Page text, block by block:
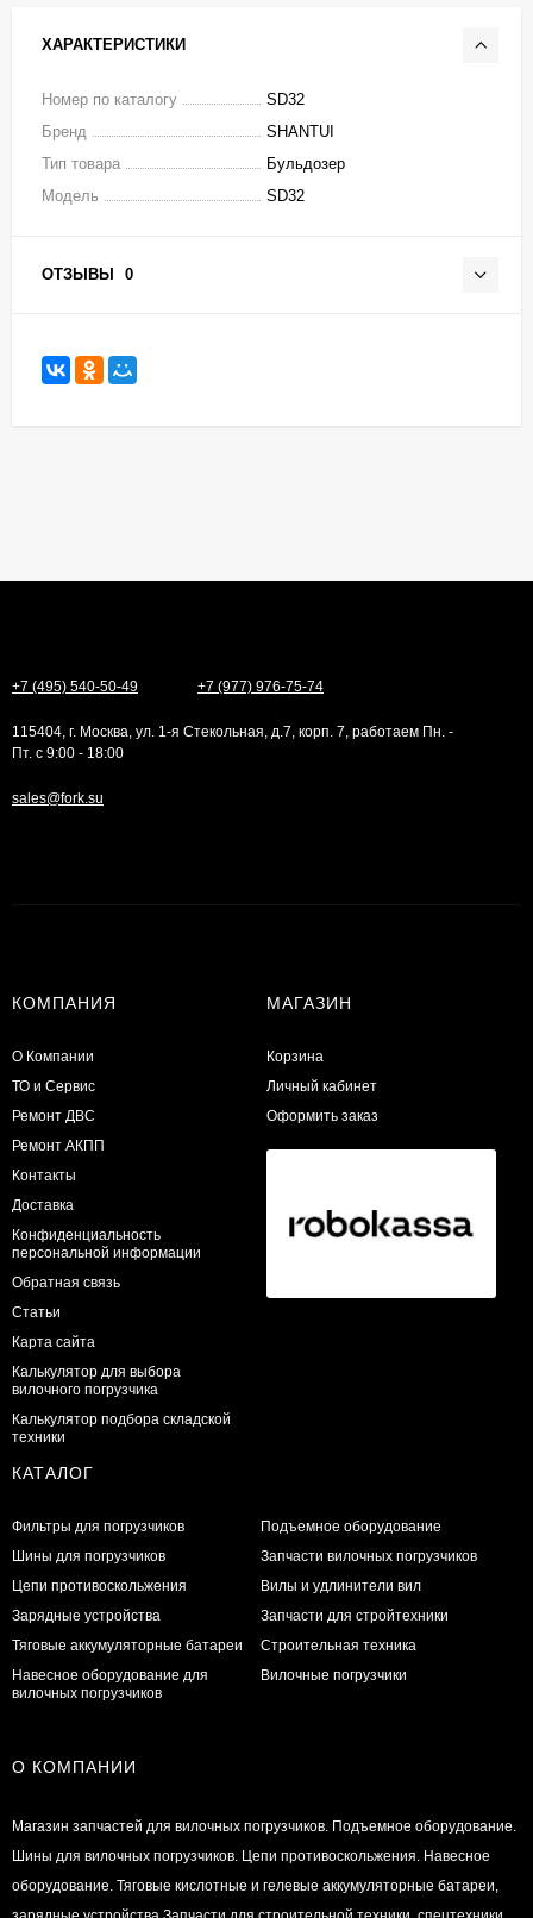
ХАРАКТЕРИСТИКИ
Номер по каталогу
SD32
Бренд
SHANTUI
Тип товара
Бульдозер
Модель
SD32
ОТЗЫВЫ 0
+7 (495) 540-50-49 +7 (977) 976-75-74
115404, г. Москва, ул. 1-я Стекольная, д.7, корп. 7, работаем Пн. -
Пт. с 9:00 - 18:00
sales@fork.su
КОМПАНИЯ
О Компании
ТО и Сервис
​Ремонт ДВС
Ремонт АКПП
Контакты
Доставка
Конфиденциальность
персональной информации
Обратная связь
Статьи
Карта сайта
Калькулятор для выбора
вилочного погрузчика
Калькулятор подбора складской
техники
МАГАЗИН
Корзина
Личный кабинет
Оформить заказ
КАТАЛОГ
Фильтры для погрузчиков
Шины для погрузчиков
Цепи противоскольжения
Зарядные устройства
Тяговые аккумуляторные батареи
Навесное оборудование для
вилочных погрузчиков
Подъемное оборудование
Запчасти вилочных погрузчиков
Вилы и удлинители вил
Запчасти для стройтехники
Строительная техника
Вилочные погрузчики
О КОМПАНИИ
Магазин запчастей для вилочных погрузчиков. Подъемное оборудование.
Шины для вилочных погрузчиков. Цепи противоскольжения. Навесное
оборудование. Тяговые кислотные и гелевые аккумуляторные батареи,